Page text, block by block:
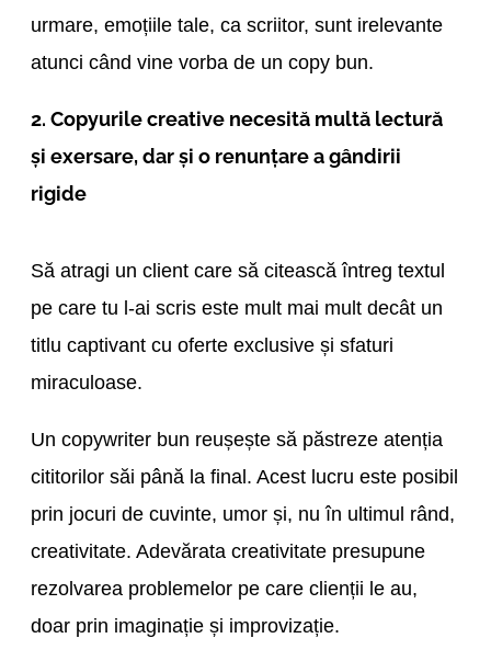
urmare, emoțiile tale, ca scriitor, sunt irelevante
atunci când vine vorba de un copy bun.
2. Copyurile creative necesită multă lectură
și exersare, dar și o renunțare a gândirii
rigide
Să atragi un client care să citească întreg textul
pe care tu l-ai scris este mult mai mult decât un
titlu captivant cu oferte exclusive și sfaturi
miraculoase.
Un copywriter bun reușește să păstreze atenția
cititorilor săi până la final. Acest lucru este posibil
prin jocuri de cuvinte, umor și, nu în ultimul rând,
creativitate. Adevărata creativitate presupune
rezolvarea problemelor pe care clienții le au,
doar prin imaginație și improvizație.